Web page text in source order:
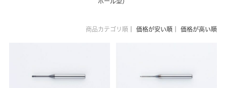
商品カテゴリ順 価格が安い順 価格が高い順